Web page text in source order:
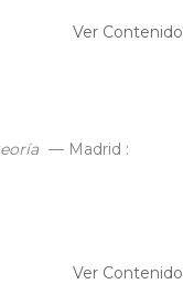
Ver Contenido
— Madrid :
Ver Contenido